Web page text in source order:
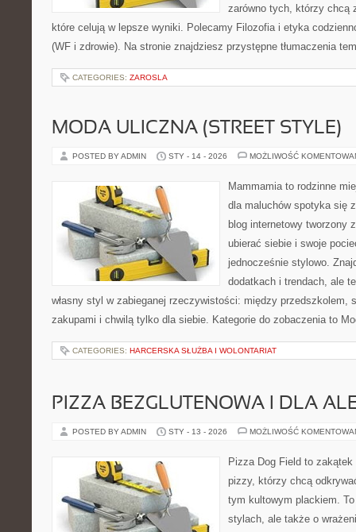
zarówno tych, którzy chcą
które celują w lepsze wyniki. Polecamy Filozofia i etyka
(WF i zdrowie). Na stronie znajdziesz przystępne tłumaczenia
CATEGORIES: ZAROSLA
MODA ULICZNA (STREET STYLE)
POSTED BY ADMIN STY - 14 - 2026 MOŻLIWOŚĆ
Mammamia to rodzinne
dla maluchów spotyka się
blog internetowy tworzony
ubierać siebie i swoje
jednocześnie stylowo.
dodatkach i trendach, ale
własny styl w zabieganej rzeczywistości: między przedszkolem,
zakupami i chwilą tylko dla siebie. Kategorie do zobaczenia to
CATEGORIES: HARCERSKA SŁUŻBA I WOLONTARIAT
PIZZA BEZGLUTENOWA I DLA
POSTED BY ADMIN STY - 13 - 2026 MOŻLIWOŚĆ
Pizza Dog Field to
pizzy, którzy chcą
tym kultowym plackiem.
stylach, ale także o